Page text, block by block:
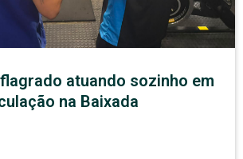
atuando sozinho em
na Baixada